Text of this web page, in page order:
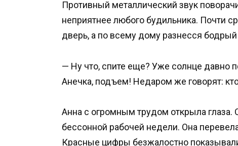
Противный металлический звук
неприятнее любого будильника. Почти
дверь, а по всему дому разнесся бодрый
— Ну что, спите еще? Уже солнце давно
Анечка, подъем! Недаром же говорят:
Анна с огромным трудом открыла
бессонной рабочей недели. Она
Красные цифры безжалостно